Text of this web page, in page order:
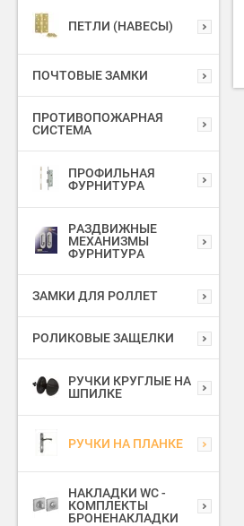
ПЕТЛИ (НАВЕСЫ)
ПОЧТОВЫЕ ЗАМКИ
ПРОТИВОПОЖАРНАЯ
СИСТЕМА
ПРОФИЛЬНАЯ
ФУРНИТУРА
РАЗДВИЖНЫЕ
МЕХАНИЗМЫ
ФУРНИТУРА
ЗАМКИ ДЛЯ РОЛЛЕТ
РОЛИКОВЫЕ ЗАЩЕЛКИ
РУЧКИ КРУГЛЫЕ НА
ШПИЛКЕ
РУЧКИ НА ПЛАНКЕ
НАКЛАДКИ WC -
КОМПЛЕКТЫ
БРОНЕНАКЛАДКИ